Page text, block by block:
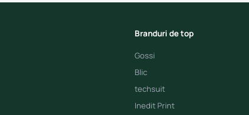
Branduri de top
Gossi
Blic
techsuit
Inedit Print